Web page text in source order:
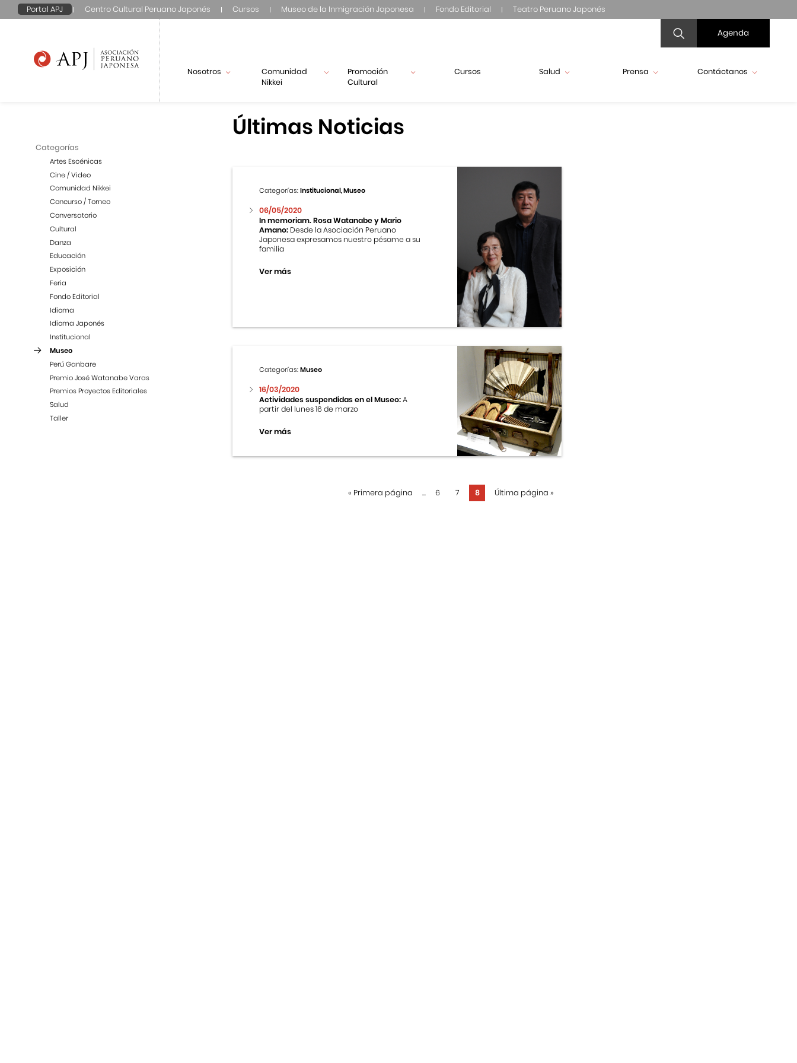
Portal APJ Centro Cultural Peruano Japonés Cursos Museo de la Inmigración Japonesa Fondo Editorial Teatro Peruano Japonés
Agenda
Nosotros
Comunidad
Nikkei
Promoción
Cultural
Cursos Salud Prensa Contáctanos
Categorías
Artes Escénicas
Cine / Video
Comunidad Nikkei
Concurso / Torneo
Conversatorio
Cultural
Danza
Educación
Exposición
Feria
Fondo Editorial
Idioma
Idioma Japonés
Institucional
Museo
Perú Ganbare
Premio José Watanabe Varas
Premios Proyectos Editoriales
Salud
Taller
Últimas Noticias
Categorías:Institucional, Museo
06/05/2020
In memoriam. Rosa Watanabe y Mario
Amano: Desde la Asociación Peruano
Japonesa expresamos nuestro pésame a su
familia
Ver más
Categorías:Museo
16/03/2020
Actividades suspendidas en el Museo:A
partir del lunes 16 de marzo
Ver más
« Primera página ... 6 7 8 Última página »